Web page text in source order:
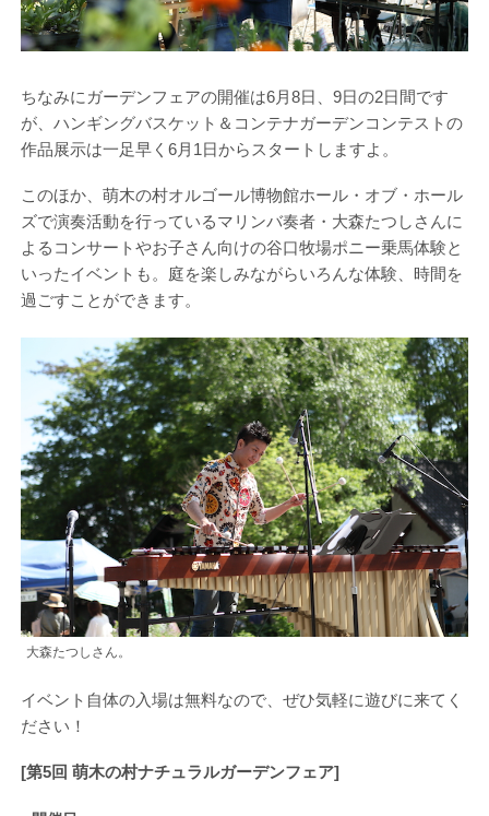
ちなみにガーデンフェアの開催は6月8日、9日の2日間です
が、ハンギングバスケット＆コンテナガーデンコンテストの
作品展示は一足早く6月1日からスタートしますよ。
このほか、萌木の村オルゴール博物館ホール・オブ・ホール
ズで演奏活動を行っているマリンバ奏者・大森たつしさんに
よるコンサートやお子さん向けの谷口牧場ポニー乗馬体験と
いったイベントも。庭を楽しみながらいろんな体験、時間を
過ごすことができます。
大森たつしさん。
イベント自体の入場は無料なので、ぜひ気軽に遊びに来てく
ださい！
[第5回 萌木の村ナチュラルガーデンフェア]